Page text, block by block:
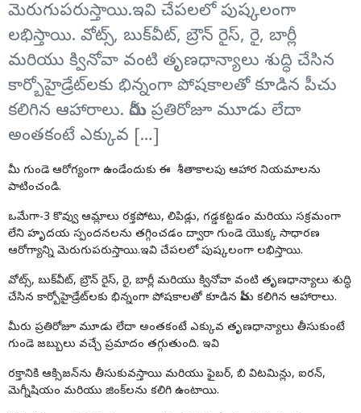
మెరుగుపరుస్తాయి.ఇవి చేపలలో పుష్కలంగా
లభిస్తాయి. వోట్స్, బుక్‌వీట్, బ్రౌన్ రైస్, రై, బార్లీ
మరియు క్వినోవా వంటి తృణధాన్యాలు శుద్ధి చేసిన
కార్బోహైడ్రేట్‌లకు భిన్నంగా పోషకాలతో కూడిన పీచు
కలిగిన ఆహారాలు. మీరు ప్రతిరోజూ మూడు లేదా
అంతకంటే ఎక్కువ […]
మీ గుండె ఆరోగ్యంగా ఉండేందుకు ఈ శీతాకాలపు ఆహార నియమాలను
పాటించండి.
ఒమేగా-3 కొవ్వు ఆమ్లాలు రక్తపోటు, లిపిడ్లు, గడ్డకట్టడం మరియు సక్రమంగా
లేని హృదయ స్పందనలను తగ్గించడం ద్వారా గుండె యొక్క సాధారణ
ఆరోగ్యాన్ని మెరుగుపరుస్తాయి.ఇవి చేపలలో పుష్కలంగా లభిస్తాయి.
వోట్స్, బుక్‌వీట్, బ్రౌన్ రైస్, రై, బార్లీ మరియు క్వినోవా వంటి తృణధాన్యాలు శుద్ధి
చేసిన కార్బోహైడ్రేట్‌లకు భిన్నంగా పోషకాలతో కూడిన పీచు కలిగిన ఆహారాలు.
మీరు ప్రతిరోజూ మూడు లేదా అంతకంటే ఎక్కువ తృణధాన్యాలు తీసుకుంటే
గుండె జబ్బులు వచ్చే ప్రమాదం తగ్గుతుంది. ఇవి
రక్తానికి ఆక్సిజన్‌ను తీసుకువస్తాయి మరియు ఫైబర్, బి విటమిన్లు, ఐరన్,
మెగ్నీషియం మరియు జింక్‌లను కలిగి ఉంటాయి.